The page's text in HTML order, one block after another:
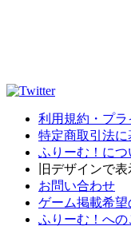
利用規約・プ
特定商取引法
ふりーむ！につ
旧デザインで表
お問い合わせ
ゲーム掲載希望
ふりーむ！へ